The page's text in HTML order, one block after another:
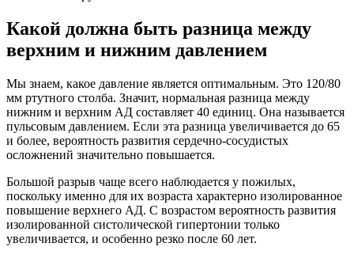
Какой должна быть разница между
верхним и нижним давлением
Мы знаем, какое давление является оптимальным. Это 120/80
мм ртутного столба. Значит, нормальная разница между
нижним и верхним АД составляет 40 единиц. Она называется
пульсовым давлением. Если эта разница увеличивается до 65
и более, вероятность развития сердечно-сосудистых
осложнений значительно повышается.
Большой разрыв чаще всего наблюдается у пожилых,
поскольку именно для их возраста характерно изолированное
повышение верхнего АД. С возрастом вероятность развития
изолированной систолической гипертонии только
увеличивается, и особенно резко после 60 лет.